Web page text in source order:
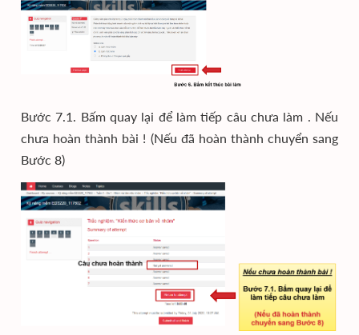
Bước 7.1. Bấm quay lại để làm tiếp câu chưa làm . Nếu
chưa hoàn thành bài ! (Nếu đã hoàn thành chuyển sang
Bước 8)